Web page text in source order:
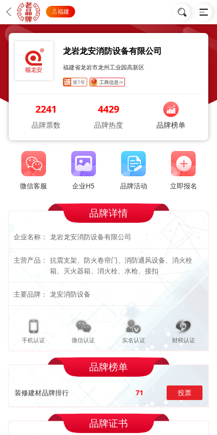
福建
龙岩龙安消防设备有限公司
福建省龙岩市龙州工业园高新区
第1年 工商信息->
2241
品牌票数
4429
品牌热度 品牌榜单
微信客服 企业H5 品牌活动 立即报名
品牌详情
企业名称： 龙岩龙安消防设备有限公司
主营产品： 抗震支架、防火卷帘门、消防通风设备、消火栓
箱、灭火器箱、消火栓、水枪、接扣
主要品牌： 龙安消防设备
手机认证 微信认证 实名认证 财税认证
品牌榜单
装修建材品牌排行 71 投票
品牌证书